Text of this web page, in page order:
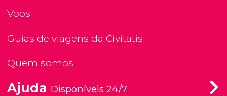
Voos
Guias de viagens da Civitatis
Quem somos
Ajuda Disponíveis 24/7